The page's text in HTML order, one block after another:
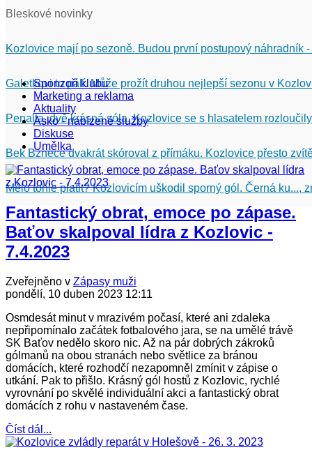
Bleskové novinky
Kozlovice mají po sezoně. Budou první postupový náhradník
Galetkovi to pálí. Může prožít druhou nejlepší sezonu v
Penalta, dvě krásná sóla. Kozlovice se s hlasatelem
Bek Bznece dvakrát skóroval z přímáku. Kozlovice přesto
Mělo tohle platit? Kozlovicím uškodil sporný gól. Černá ku...,
Sponzoři klubu
Marketing a reklama
Aktuality
Asko - nabízené služby
Diskuse
Umělka
Fantastický obrat, emoce po zápase.
Baťov skalpoval lídra z Kozlovic -
7.4.2023
Zveřejněno v Zápasy muži
pondělí, 10 duben 2023 12:11
Osmdesát minut v mrazivém počasí, které ani zdaleka
nepřipomínalo začátek fotbalového jara, se na umělé trávě
SK Baťov nedělo skoro nic. Až na pár dobrých zákroků
gólmanů na obou stranách nebo světlice za bránou
domácích, které rozhodčí nezapomněl zmínit v zápise o
utkání. Pak to přišlo. Krásný gól hostů z Kozlovic, rychlé
vyrovnání po skvělé individuální akci a fantastický obrat
domácích z rohu v nastaveném čase.
Číst dál...